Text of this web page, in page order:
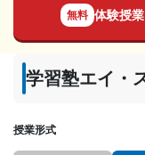
無料 体験授業
学習塾エイ・
授業形式